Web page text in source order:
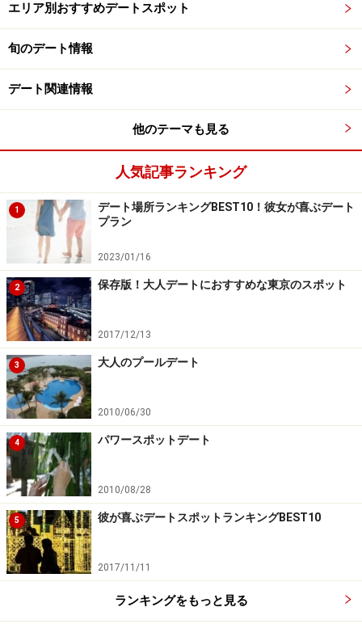
エリア別おすすめデートスポット
旬のデート情報
デート関連情報
他のテーマも見る
人気記事ランキング
1
デート場所ランキングBEST10！彼女が喜ぶデート
プラン
2023/01/16
2 保存版！大人デートにおすすめな東京のスポット
2017/12/13
3 大人のプールデート
2010/06/30
4 パワースポットデート
2010/08/28
5 彼が喜ぶデートスポットランキングBEST10
2017/11/11
ランキングをもっと見る